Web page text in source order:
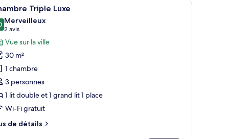
:
6 Triple Luxe
sur 10
Merveilleux
2 avis
(2 avis)
Vue sur la ville
30 m²
1 chambre
3 personnes
1 lit double et 1 grand lit 1 place
Wi-Fi gratuit
de détails